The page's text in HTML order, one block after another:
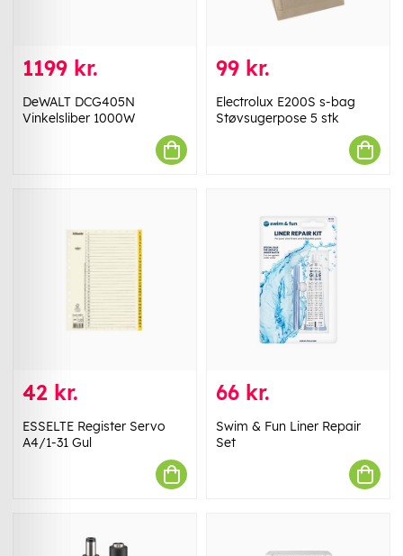
1199 kr.
DeWALT DCG405N
Vinkelsliber 1000W
99 kr.
Electrolux E200S s-bag
Støvsugerpose 5 stk
42 kr.
ESSELTE Register Servo
A4/1-31 Gul
66 kr.
Swim & Fun Liner Repair
Set